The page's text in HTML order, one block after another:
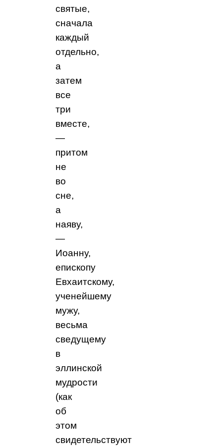
святые,
сначала
каждый
отдельно,
а
затем
все
три
вместе,
—
притом
не
во
сне,
а
наяву,
—
Иоанну,
епископу
Евхаитскому,
ученейшему
мужу,
весьма
сведущему
в
эллинской
мудрости
(как
об
этом
свидетельствуют